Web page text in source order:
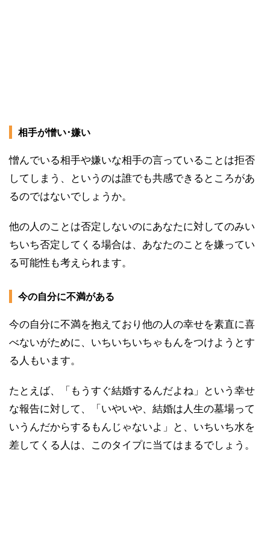
相手が憎い･嫌い
憎んでいる相手や嫌いな相手の言っていることは拒否
してしまう、というのは誰でも共感できるところがあ
るのではないでしょうか。
他の人のことは否定しないのにあなたに対してのみい
ちいち否定してくる場合は、あなたのことを嫌ってい
る可能性も考えられます。
今の自分に不満がある
今の自分に不満を抱えており他の人の幸せを素直に喜
べないがために、いちいちいちゃもんをつけようとす
る人もいます。
たとえば、「もうすぐ結婚するんだよね」という幸せ
な報告に対して、「いやいや、結婚は人生の墓場って
いうんだからするもんじゃないよ」と、いちいち水を
差してくる人は、このタイプに当てはまるでしょう。